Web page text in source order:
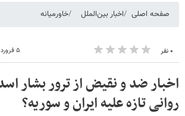
صفحه اصلی اخبار بین‌الملل خاورمیانه
۰ نفر ۵ فروردین ۱۳۹۲ - ۰۱:۳۹
اخبار ضد و نقیض از ترور بشار
روانی تازه علیه ایران و سوریه؟